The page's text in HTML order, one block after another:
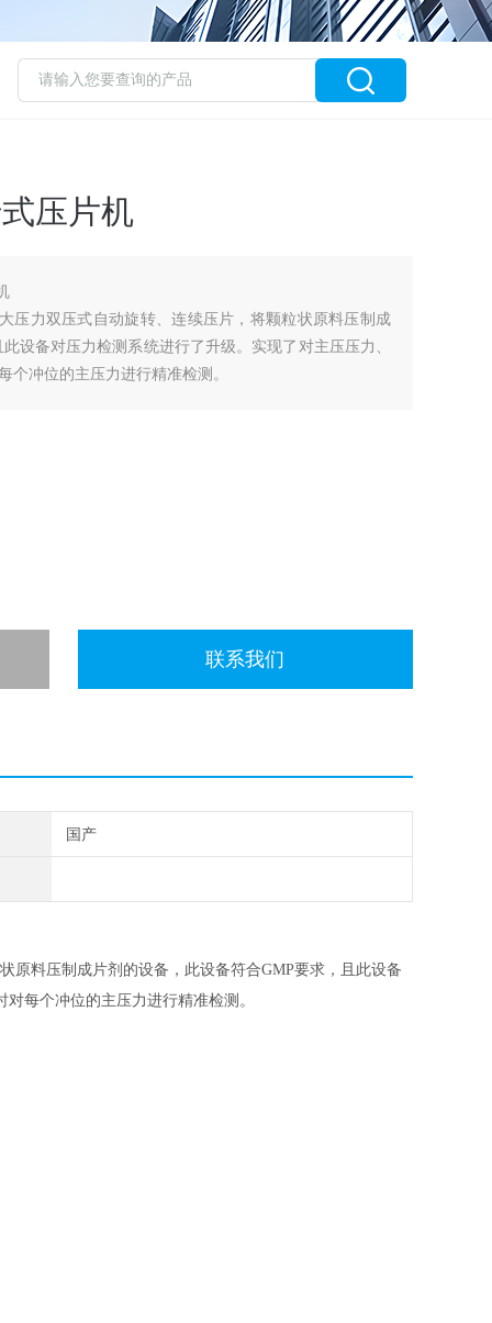
压片机
压力双压式自动旋转、连续压片，将颗粒状原料压制成
设备对压力检测系统进行了升级。实现了对主压压力、
个冲位的主压力进行精准检测。
联系我们
国产
原料压制成片剂的设备，此设备符合GMP要求，且此设备
每个冲位的主压力进行精准检测。